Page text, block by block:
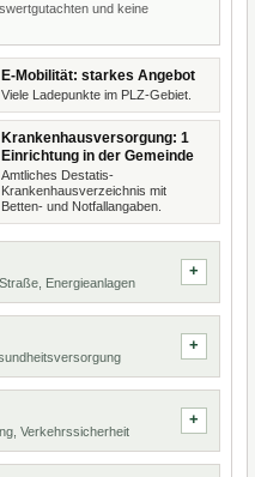
und keine
E-Mobilität: starkes Angebot
Viele Ladepunkte im PLZ-Gebiet.
Krankenhausversorgung: 1
Einrichtung in der Gemeinde
Amtliches Destatis-
Krankenhausverzeichnis mit
Betten- und Notfallangaben.
Energieanlagen
Verkehrssicherheit